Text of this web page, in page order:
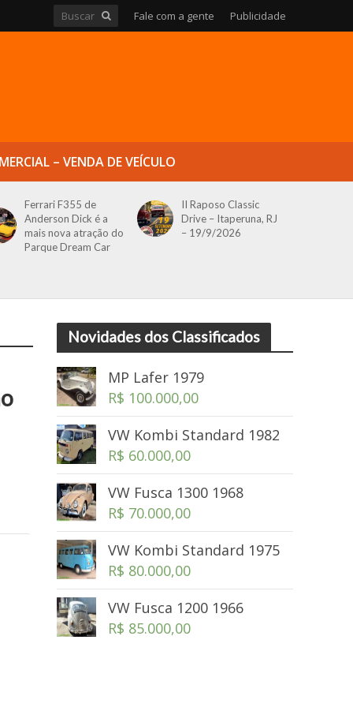
Fale com a gente Publicidade
– VENDA DE VEÍCULO
Ferrari F355 de
Anderson Dick é a
mais nova atração do
Parque Dream Car
II Raposo Classic
Drive – Itaperuna, RJ
– 19/9/2026
Novidades dos Classificados
MP Lafer 1979
R$ 100.000,00
VW Kombi Standard 1982
R$ 60.000,00
VW Fusca 1300 1968
R$ 70.000,00
VW Kombi Standard 1975
R$ 80.000,00
VW Fusca 1200 1966
R$ 85.000,00